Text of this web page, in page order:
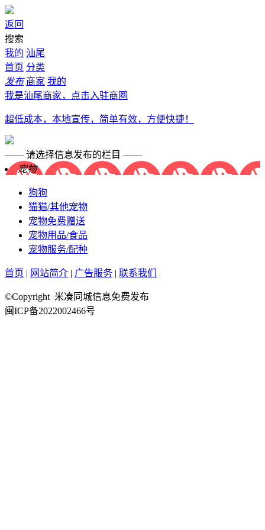
返回
搜索
我的 汕尾
首页 分类
发布 商家 我的
我是汕尾商家，点击入驻商圈
超低成本，本地宣传，简单有效，方便快捷！
—— 请选择信息发布的栏目 ——
宠物
狗狗
猫猫/其他宠物
宠物免费赠送
宠物用品/食品
宠物服务/配种
首页 | 网站简介 | 广告服务 | 联系我们
©Copyright 米凑同城信息免费发布
闽ICP备2022002466号